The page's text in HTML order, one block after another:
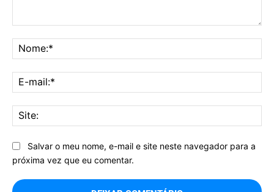
Salvar o meu nome, e-mail e site neste navegador para a
próxima vez que eu comentar.